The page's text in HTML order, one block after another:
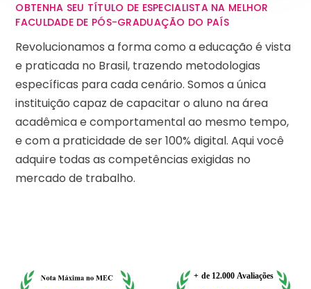
OBTENHA SEU TÍTULO DE ESPECIALISTA NA MELHOR
FACULDADE DE PÓS-GRADUAÇÃO DO PAÍS
Revolucionamos a forma como a educação é vista
e praticada no Brasil, trazendo metodologias
específicas para cada cenário. Somos a única
instituição capaz de capacitar o aluno na área
acadêmica e comportamental ao mesmo tempo,
e com a praticidade de ser 100% digital. Aqui você
adquire todas as competências exigidas no
mercado de trabalho.